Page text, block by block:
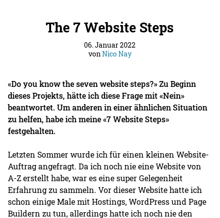
The 7 Website Steps
06. Januar 2022
vonNico Nay
«Do you know the seven website steps?» Zu Beginn
dieses Projekts, hätte ich diese Frage mit «Nein»
beantwortet. Um anderen in einer ähnlichen Situation
zu helfen, habe ich meine «7 Website Steps»
festgehalten.
Letzten Sommer wurde ich für einen kleinen Website-
Auftrag angefragt. Da ich noch nie eine Website von
A-Z erstellt habe, war es eine super Gelegenheit
Erfahrung zu sammeln. Vor dieser Website hatte ich
schon einige Male mit Hostings, WordPress und Page
Buildern zu tun, allerdings hatte ich noch nie den